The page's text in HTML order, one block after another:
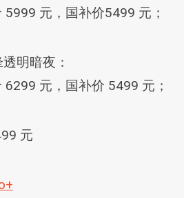
5999 元，国补价5499 元；
明暗夜：
6299 元，国补价 5499 元；
元